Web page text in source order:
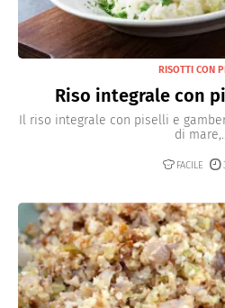
RISOTTI CON
Riso integrale con
Il riso integrale con piselli e
di
FACILE